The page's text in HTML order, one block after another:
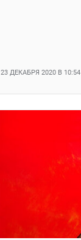
23 ДЕКАБРЯ 2020 В 10:54